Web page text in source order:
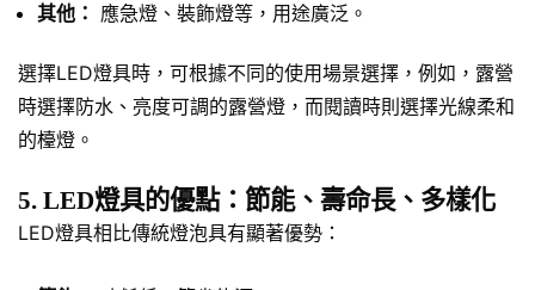
其他： 應急燈、裝飾燈等，用途廣泛。
選擇LED燈具時，可根據不同的使用場景選擇，例如，露營
時選擇防水、亮度可調的露營燈，而閱讀時則選擇光線柔和
的檯燈。
5. LED燈具的優點：節能、壽命長、多樣化
LED燈具相比傳統燈泡具有顯著優勢：